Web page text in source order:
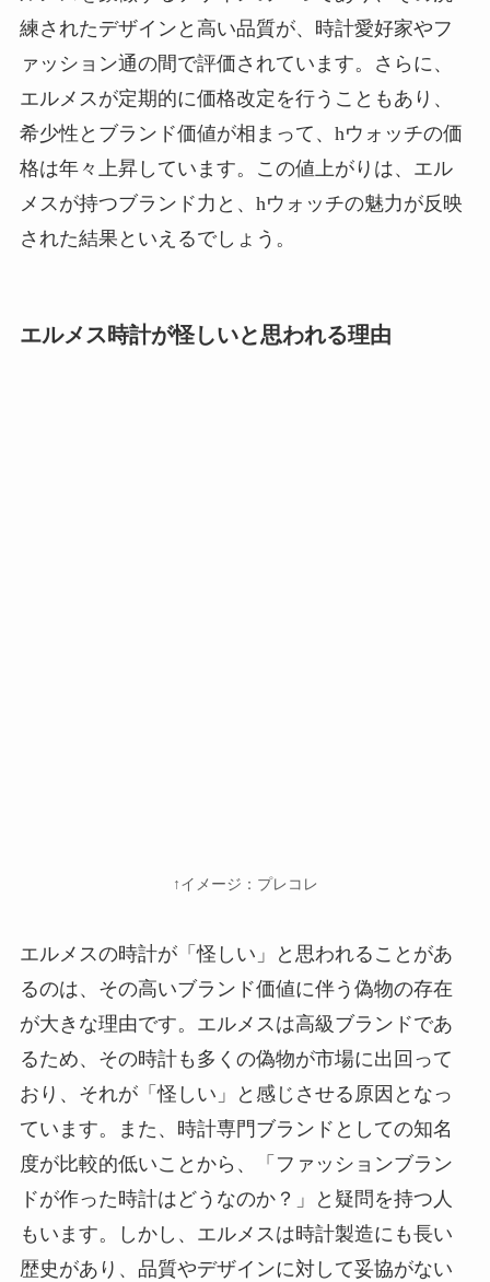
練されたデザインと高い品質が、時計愛好家やフ
ァッション通の間で評価されています。さらに、
エルメスが定期的に価格改定を行うこともあり、
希少性とブランド価値が相まって、hウォッチの価
格は年々上昇しています。この値上がりは、エル
メスが持つブランド力と、hウォッチの魅力が反映
された結果といえるでしょう。
エルメス時計が怪しいと思われる理由
↑イメージ：プレコレ
エルメスの時計が「怪しい」と思われることがあ
るのは、その高いブランド価値に伴う偽物の存在
が大きな理由です。エルメスは高級ブランドであ
るため、その時計も多くの偽物が市場に出回って
おり、それが「怪しい」と感じさせる原因となっ
ています。また、時計専門ブランドとしての知名
度が比較的低いことから、「ファッションブラン
ドが作った時計はどうなのか？」と疑問を持つ人
もいます。しかし、エルメスは時計製造にも長い
歴史があり、品質やデザインに対して妥協がない